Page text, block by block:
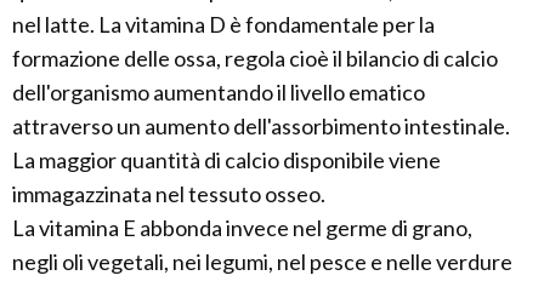
nel latte. La vitamina D è fondamentale per la
formazione delle ossa, regola cioè il bilancio di calcio
dell'organismo aumentando il livello ematico
attraverso un aumento dell'assorbimento intestinale.
La maggior quantità di calcio disponibile viene
immagazzinata nel tessuto osseo.
La vitamina E abbonda invece nel germe di grano,
negli oli vegetali, nei legumi, nel pesce e nelle verdure